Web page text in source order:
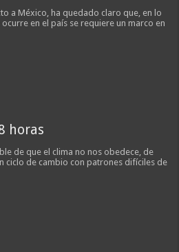
a México, ha quedado claro que, en lo
en el país se requiere un marco en
horas
de que el clima no nos obedece, de
ciclo de cambio con patrones difíciles de